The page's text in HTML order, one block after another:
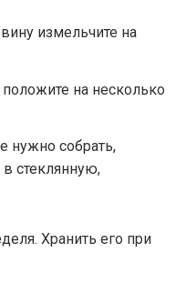
измельчите на
на несколько
нужно собрать,
в стеклянную,
Хранить его при